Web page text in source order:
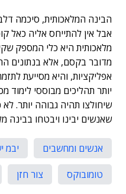
הבינה המלאכותית, סיכמה
אבל אין להתייחס אליה כאל
מלאכותית היא כלי המספק
מדובר בקסם, אלא בנתונים
אפליקציות, והיא מסייעת
יותר תהליכים מבוססי לימוד
שיחולצו תהיה גבוהה יותר.
שאנשים יבינו ויבטחו בבינה
אנשים ומחשבים יבמ
טומובוקס
צור חזן